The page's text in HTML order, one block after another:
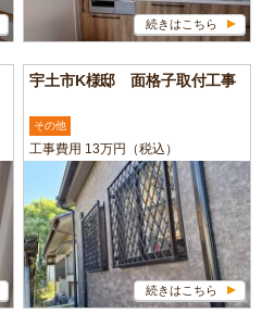
続きはこちら
宇土市K様邸 面格子取付工事
その他
工事費用 13万円（税込）
続きはこちら